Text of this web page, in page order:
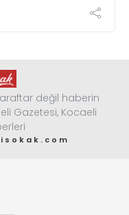
değil haberin
Gazetesi, Kocaeli